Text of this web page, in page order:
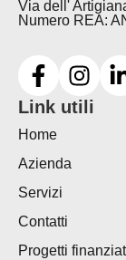
Via dell'
Numero REA:
Link utili
Home
Azienda
Servizi
Contatti
Progetti